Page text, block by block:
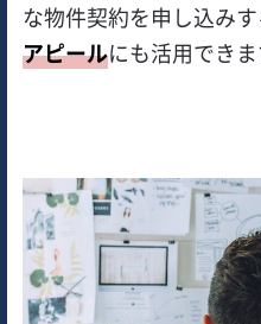
な物件契約を申し込み
アピールにも活用できま